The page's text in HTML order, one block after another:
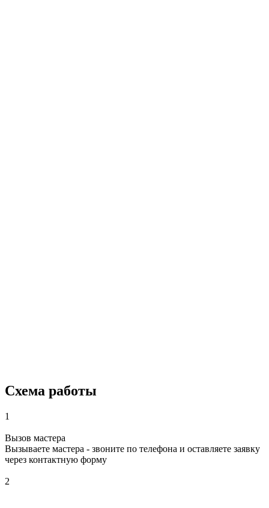
Схема работы
1
Вызов мастера
Вызываете мастера - звоните по телефона и оставляете заявку
через контактную форму
2